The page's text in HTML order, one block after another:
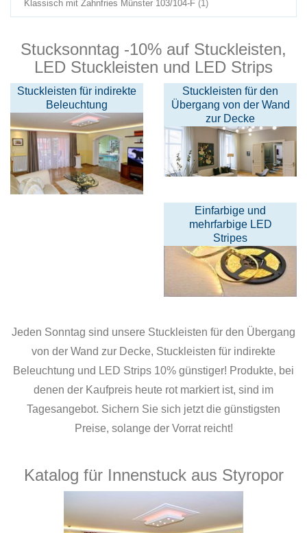
Warenkorb
Klassisch mit Zahnfries Münster 103/104-F 1Produkt(e)
im
Stucksonntag -10% auf Stuckleisten,
LED Stuckleisten und LED Strips
Stuckleisten für indirekte
Beleuchtung
Stuckleisten für den
Übergang von der Wand
zur Decke
Einfarbige und
mehrfarbige LED
Stripes
Jeden Sonntag sind unsere Stuckleisten für den Übergang
von der Wand zur Decke, Stuckleisten für indirekte
Beleuchtung und LED Strips 10% günstiger! Produkte, bei
denen der Kaufpreis heute rot markiert ist, sind im
Tagesangebot. Sichern Sie sich jetzt die günstigsten
Preise, solange der Vorrat reicht!
Katalog für Innenstuck aus Styropor